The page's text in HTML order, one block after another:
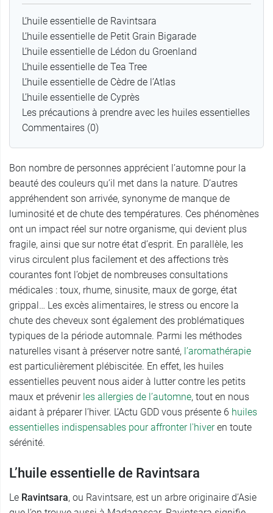
L’huile essentielle de Ravintsara
L’huile essentielle de Petit Grain Bigarade
L’huile essentielle de Lédon du Groenland
L’huile essentielle de Tea Tree
L’huile essentielle de Cèdre de l’Atlas
L’huile essentielle de Cyprès
Les précautions à prendre avec les huiles essentielles
Commentaires (0)
Bon nombre de personnes apprécient l’automne pour la
beauté des couleurs qu’il met dans la nature. D’autres
appréhendent son arrivée, synonyme de manque de
luminosité et de chute des températures. Ces phénomènes
ont un impact réel sur notre organisme, qui devient plus
fragile, ainsi que sur notre état d’esprit. En parallèle, les
virus circulent plus facilement et des affections très
courantes font l’objet de nombreuses consultations
médicales : toux, rhume, sinusite, maux de gorge, état
grippal… Les excès alimentaires, le stress ou encore la
chute des cheveux sont également des problématiques
typiques de la période automnale. Parmi les méthodes
naturelles visant à préserver notre santé, l’aromathérapie
est particulièrement plébiscitée. En effet, les huiles
essentielles peuvent nous aider à lutter contre les petits
maux et prévenir les allergies de l’automne, tout en nous
aidant à préparer l’hiver. L’Actu GDD vous présente 6 huiles
essentielles indispensables pour affronter l'hiveren toute
sérénité.
L’huile essentielle de Ravintsara
Le Ravintsara, ou Ravintsare, est un arbre originaire d’Asie